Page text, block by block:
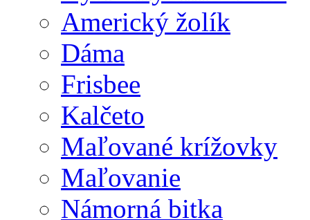
Americký žolík
Dáma
Frisbee
Kalčeto
Maľované krížovky
Maľovanie
Námorná bitka